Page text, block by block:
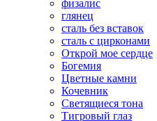
физалис
глянец
сталь без вставок
сталь с цирконами
Открой мое сердце
Богемия
Цветные камни
Кочевник
Светящиеся тона
Тигровый глаз